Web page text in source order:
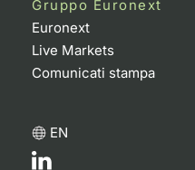
Gruppo Euronext
Euronext
Live Markets
Comunicati stampa
EN